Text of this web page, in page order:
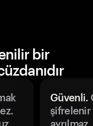
bir
Güvenli.
şifrelenir